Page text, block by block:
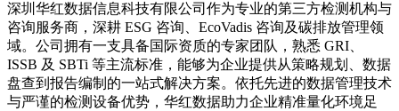
深圳华红数据信息科技有限公司作为专业的第三方检测机构与
咨询服务商，深耕 ESG 咨询、EcoVadis 咨询及碳排放管理领
域。公司拥有一支具备国际资质的专家团队，熟悉 GRI、
ISSB 及 SBTi 等主流标准，能够为企业提供从策略规划、数据
盘查到报告编制的一站式解决方案。依托先进的数据管理技术
与严谨的检测设备优势，华红数据助力企业精准量化环境足